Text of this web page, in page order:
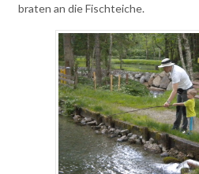
braten an die Fischteiche.